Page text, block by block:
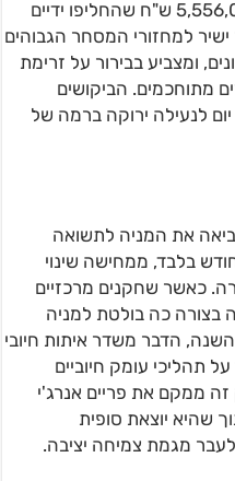
שהתבטאה במחזור מסחר של 5,556,003 ש"ח שהחליפו ידיים
למחזורי המסחר הגבוהים
ומצביע בבירור על זרימת
מתוחכמים. הביקושים
לנעילה ירוקה ברמה של
את המניה לתשואה
מתחילת החודש בלבד, ממחישה שינוי
כאשר שחקנים מרכזיים
בצורה כה בולטת למניה
מתחילת השנה, הדבר משדר איתות חיובי
תהליכי עומק חיוביים
ממקם את פריים אנרג'י
שהיא יוצאת סופית
מגמת צמיחה יציבה.